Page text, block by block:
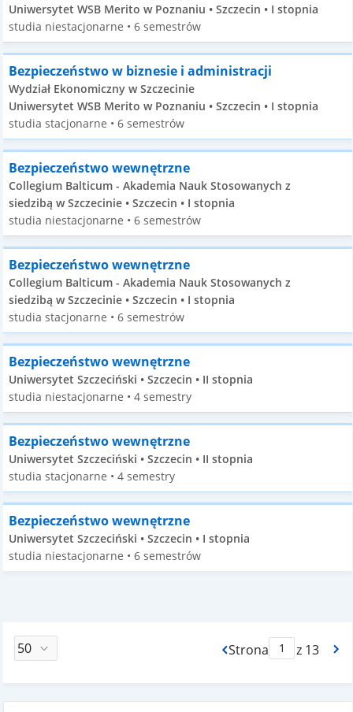
Uniwersytet WSB Merito w Poznaniu • Szczecin • I stopnia
studia niestacjonarne • 6 semestrów
Bezpieczeństwo w biznesie i administracji
Wydział Ekonomiczny w Szczecinie
Uniwersytet WSB Merito w Poznaniu • Szczecin • I stopnia
studia stacjonarne • 6 semestrów
Bezpieczeństwo wewnętrzne
Collegium Balticum - Akademia Nauk Stosowanych z
siedzibą w Szczecinie • Szczecin • I stopnia
studia niestacjonarne • 6 semestrów
Bezpieczeństwo wewnętrzne
Collegium Balticum - Akademia Nauk Stosowanych z
siedzibą w Szczecinie • Szczecin • I stopnia
studia stacjonarne • 6 semestrów
Bezpieczeństwo wewnętrzne
Uniwersytet Szczeciński • Szczecin • II stopnia
studia niestacjonarne • 4 semestry
Bezpieczeństwo wewnętrzne
Uniwersytet Szczeciński • Szczecin • II stopnia
studia stacjonarne • 4 semestry
Bezpieczeństwo wewnętrzne
Uniwersytet Szczeciński • Szczecin • I stopnia
studia niestacjonarne • 6 semestrów
Strona
Max Stronaz 13